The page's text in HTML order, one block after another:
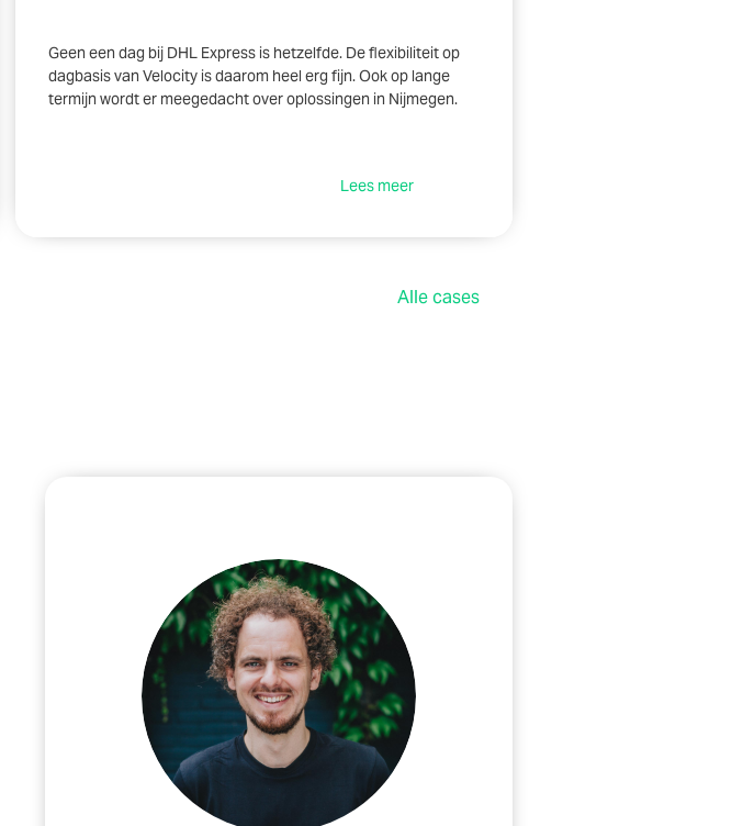
Geen een dag bij DHL Express is hetzelfde. De flexibiliteit op
dagbasis van Velocity is daarom heel erg fijn. Ook op lange
termijn wordt er meegedacht over oplossingen in Nijmegen.
Lees meer
Alle cases